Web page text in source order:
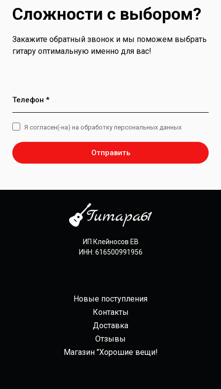
Сложности с выбором?
Закажите обратный звонок и мы поможем выбрать
гитару оптимальную именно для вас!
Телефон *
Отправить
Я согласен(-на) на обработку персональных данных
ИП Клейносов ЕВ
ИНН: 616500991956
Новые поступления
Контакты
Доставка
Отзывы
Магазин "Хорошие вещи!